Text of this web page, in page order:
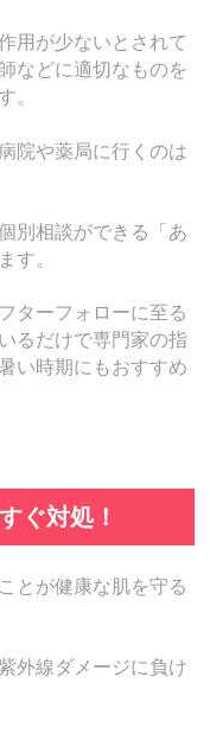
用が少ないとされて
などに適切なものを
。
院や薬局に行くのは
別相談ができる「あ
す。
ターフォローに至る
るだけで専門家の指
い時期にもおすすめ
ぐ対処！
とが健康な肌を守る
外線ダメージに負け